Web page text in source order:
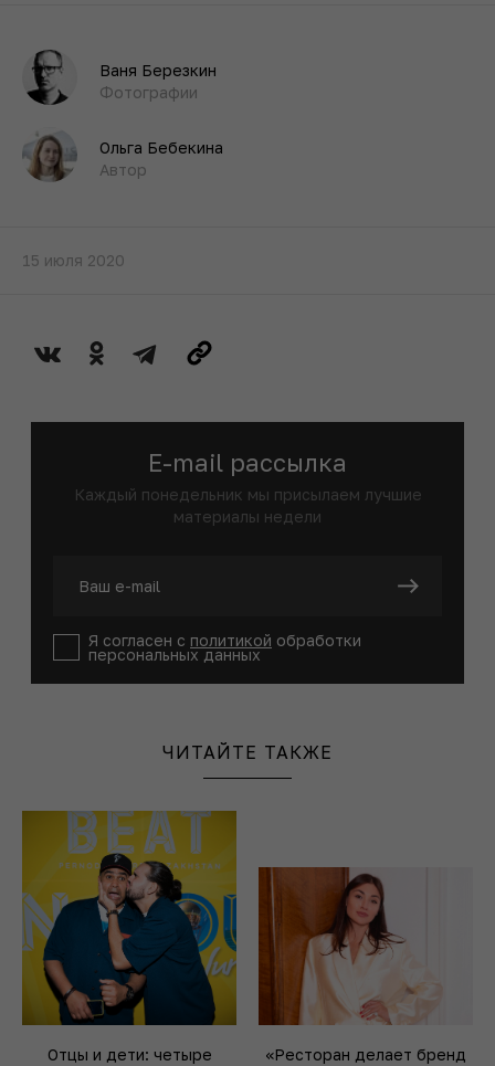
Ваня Березкин
Фотографии
Ольга Бебекина
Автор
15 июля 2020
E-mail рассылка
Каждый понедельник мы присылаем лучшие
материалы недели
Я согласен с политикой обработки
персональных данных
ЧИТАЙТЕ ТАКЖЕ
Отцы и дети: четыре
«Ресторан делает бренд